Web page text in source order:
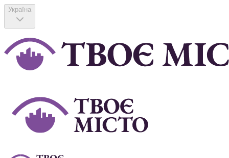
Україна